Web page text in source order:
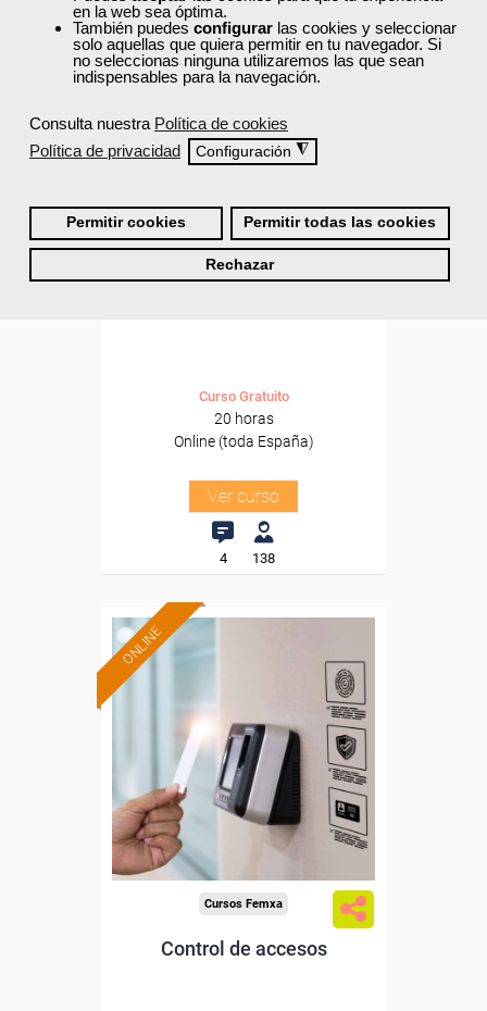
en la web sea óptima.
También puedes configurar las cookies y seleccionar
solo aquellas que quiera permitir en tu navegador. Si
no seleccionas ninguna utilizaremos las que sean
indispensables para la navegación.
Consulta nuestra Política de cookies
Política de privacidad
Configuración ◮
Permitir cookies Permitir todas las cookies
Rechazar
Formación 100%
subvencionada.
trabajadores y autónomos.
Sector
Cursos Femxa
Curso Gratuito
20 horas
Online (toda España)
Ver curso
4 138
ONLINE
Para desempleados,
trabajadores y autónomos.
Sector
-Otros Servicios.
Cursos Femxa
Control de accesos